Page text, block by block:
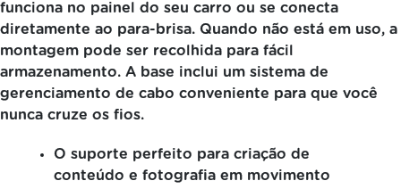
funciona no painel do seu carro ou se conecta
diretamente ao para-brisa. Quando não está em uso, a
montagem pode ser recolhida para fácil
armazenamento. A base inclui um sistema de
gerenciamento de cabo conveniente para que você
nunca cruze os fios.
O suporte perfeito para criação de
conteúdo e fotografia em movimento